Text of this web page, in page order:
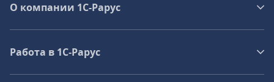
О компании 1C-Рарус
Работа в 1С‑Рарус